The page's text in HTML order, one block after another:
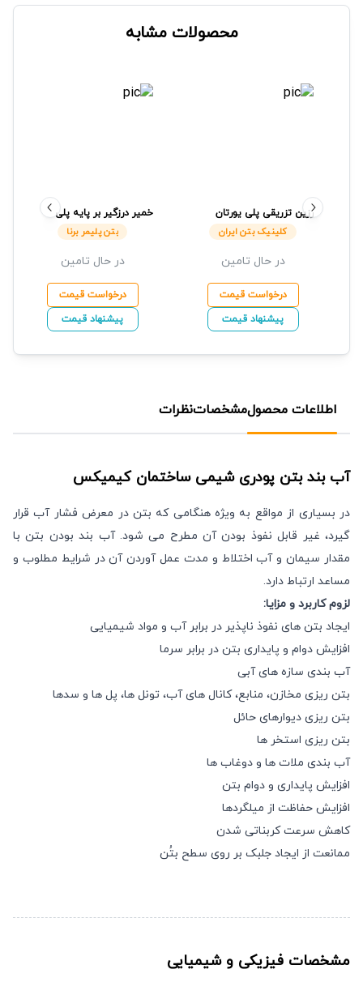
محصولات مشابه
رزین تزریقی پلی یورتان
AQUAFIN-P4 کلینیک بتن
کلینیک بتن ایران
در حال تامین
درخواست قیمت
پیشنهاد قیمت
خمیر درزگیر بر پایه پلی
بتن پلیمر برنا
بتن پلیمر برنا
در حال تامین
درخواست قیمت
پیشنهاد قیمت
اطلاعات محصولمشخصاتنظرات
آب بند بتن پودری شیمی ساختمان کیمیکس
در بسیاری از مواقع به ویژه هنگامی که بتن در معرض فشار آب قرار
گیرد، غیر قابل نفوذ بودن آن مطرح می شود. آب بند بودن بتن با
مقدار سیمان و آب اختلاط و مدت عمل آوردن آن در شرایط مطلوب و
مساعد ارتباط دارد.
لزوم کاربرد و مزایا:
ایجاد بتن های نفوذ ناپذیر در برابر آب و مواد شیمیایی
افزایش دوام و پایداری بتن در برابر سرما
آب بندی سازه های آبی
بتن ریزی مخازن، منابع، کانال های آب، تونل ها، پل ها و سدها
بتن ریزی دیوارهای حائل
بتن ریزی استخر ها
آب بندی ملات ها و دوغاب ها
افزایش پایداری و دوام بتن
افزایش حفاظت از میلگردها
کاهش سرعت کربناتی شدن
ممانعت از ایجاد جلبک بر روی سطح بتُن
مشخصات فيزيكی و شيميایی